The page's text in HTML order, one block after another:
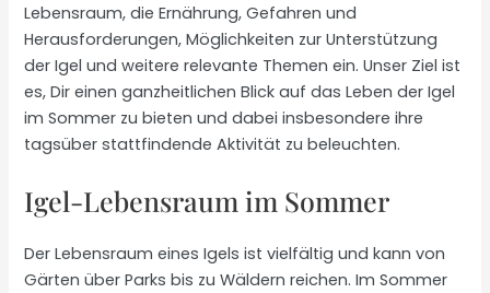
Lebensraum, die Ernährung, Gefahren und
Herausforderungen, Möglichkeiten zur Unterstützung
der Igel und weitere relevante Themen ein. Unser Ziel ist
es, Dir einen ganzheitlichen Blick auf das Leben der Igel
im Sommer zu bieten und dabei insbesondere ihre
tagsüber stattfindende Aktivität zu beleuchten.
Igel-Lebensraum im Sommer
Der Lebensraum eines Igels ist vielfältig und kann von
Gärten über Parks bis zu Wäldern reichen. Im Sommer